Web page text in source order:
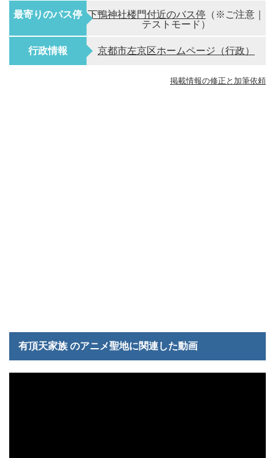
最寄りのバス停 下鴨神社楼門付近のバス停 （※ご注意｜
テストモード）
行政情報 京都市左京区ホームページ（行政）
掲載情報の修正と加筆依頼
有頂天家族 のアニメ聖地に関連した動画